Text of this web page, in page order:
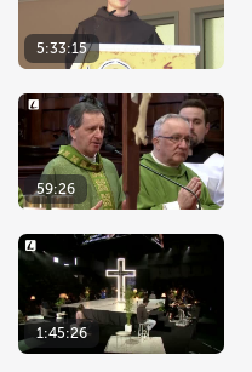
5:33:15
59:26
1:45:26